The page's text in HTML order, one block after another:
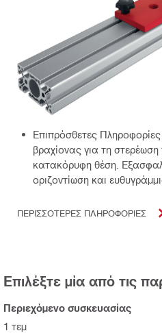
Επιπρόσθετες
βραχίονας για τη
κατακόρυφη θέση.
οριζοντίωση και
ΠΕΡΙΣΣΟΤΕΡΕΣ ΠΛΗΡΟΦΟΡΙΕΣ
Επιλέξτε μία από τις
Περιεχόμενο συσκευασίας
1 τεμ